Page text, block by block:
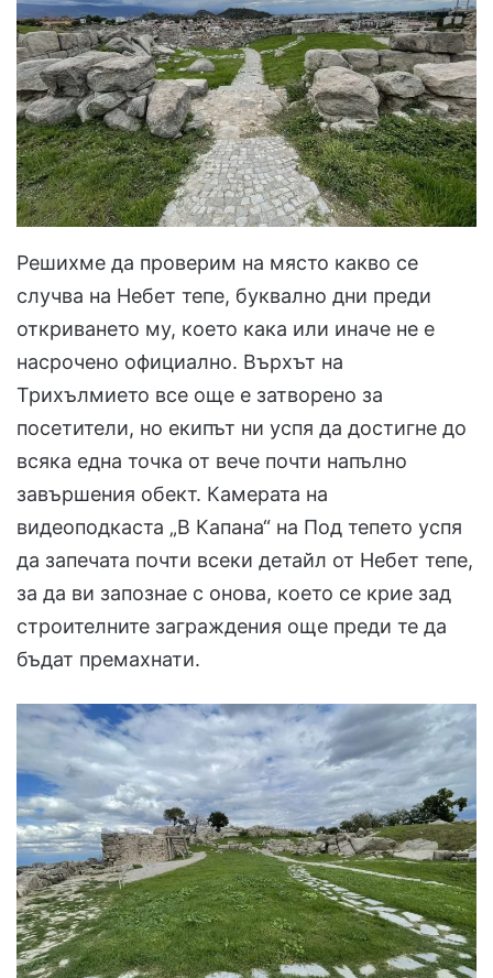
Решихме да проверим на място какво се
случва на Небет тепе, буквално дни преди
откриването му, което кака или иначе не е
насрочено официално. Върхът на
Трихълмието все още е затворено за
посетители, но екипът ни успя да достигне до
всяка една точка от вече почти напълно
завършения обект. Камерата на
видеоподкаста „В Капана“ на Под тепето успя
да запечата почти всеки детайл от Небет тепе,
за да ви запознае с онова, което се крие зад
строителните заграждения още преди те да
бъдат премахнати.